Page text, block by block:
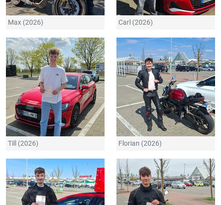
Max (2026) Carl (2026)
Till (2026) Florian (2026)